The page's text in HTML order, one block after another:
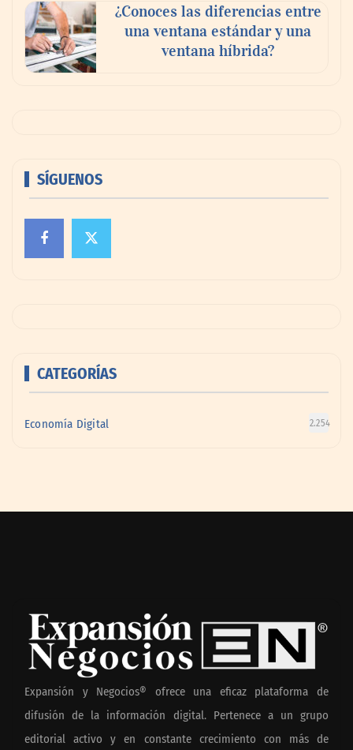
¿Conoces las diferencias entre
una ventana estándar y una
ventana híbrida?
SÍGUENOS
CATEGORÍAS
Economía Digital 2.254
Expansión y Negocios® ofrece una eficaz plataforma de
difusión de la información digital. Pertenece a un grupo
editorial activo y en constante crecimiento con más de